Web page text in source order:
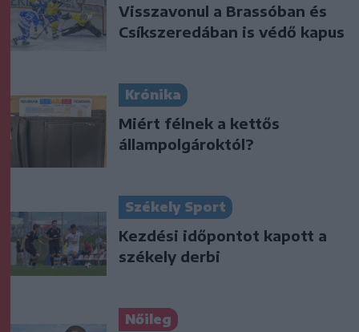
Visszavonul a Brassóban és
Csíkszeredában is védő kapus
Krónika
Miért félnek a kettős
állampolgároktól?
Székely Sport
Kezdési időpontot kapott a
székely derbi
Nőileg